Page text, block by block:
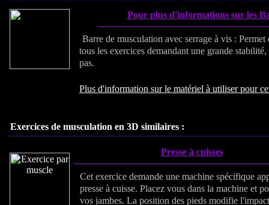
Pour plus d'informations sur les
Barre de musculation avec serrage à vis : Permet
tous les exercices demandant une grande
pas.
Plus d'information sur le matériel à utiliser pour
Exercices de musculation en 3D similaires :
Presse à cuisses
Cet exercice demande une machine spécifique
presse à cuisse. Placez vous dans la machine et
vos jambes. La position des pieds modifie